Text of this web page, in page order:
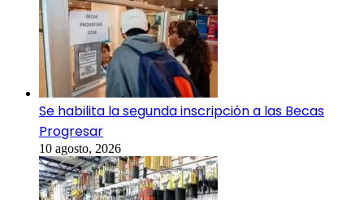
Se habilita la segunda inscripción a las Becas
Progresar
10 agosto, 2026